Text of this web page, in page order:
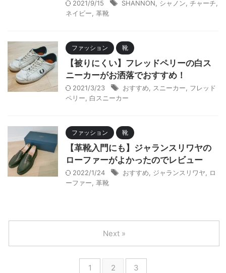
2021/9/15 SHANNON シャノン チャーチ
ネイビー 革靴
ファッション 靴
【被りにくい】フレッドペリーの白ス
ニーカーがお洒落でおすすめ！
2021/3/23 おすすめ スニーカー
フレッド
ペリー
白スニーカー
ファッション 靴
【革靴入門にも】ジャランスリワヤの
ローファーがよかったのでレビュー
2022/1/24 おすすめ ジャランスリワヤ
ロ
ーファー 革靴
1 2 3
Next »